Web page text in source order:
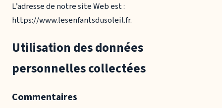
L’adresse de notre site Web est :
https://www.lesenfantsdusoleil.fr.
Utilisation des données
personnelles collectées
Commentaires